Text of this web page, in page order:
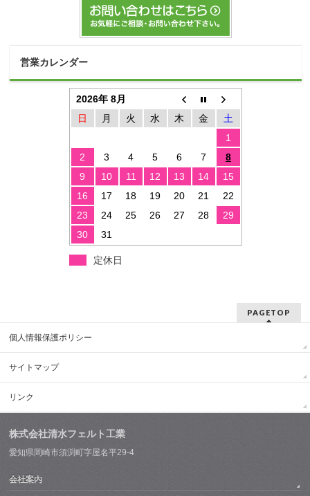
営業カレンダー
2026年 8月
日
月 火 水 木 金
土
1
2
3 4 5 6 7
8
9
10 11 12 13 14
15
16
17 18 19 20 21
22
23
24 25 26 27 28
29
30
31
定休日
PAGETOP
個人情報保護ポリシー
サイトマップ
リンク
株式会社清水フェルト工業
愛知県岡崎市須渕町字屋名平29-4
会社案内